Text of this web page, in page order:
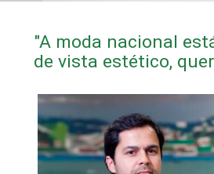
"A moda nacional
de vista estético,